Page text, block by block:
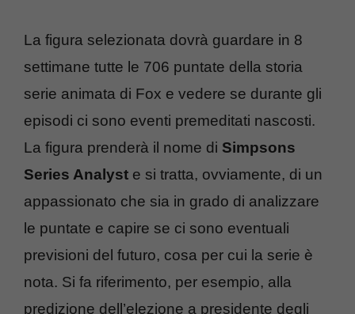
La figura selezionata dovrà guardare in 8
settimane tutte le 706 puntate della storia
serie animata di Fox e vedere se durante gli
episodi ci sono eventi premeditati nascosti.
La figura prenderà il nome di Simpsons
Series Analyst e si tratta, ovviamente, di un
appassionato che sia in grado di analizzare
le puntate e capire se ci sono eventuali
previsioni del futuro, cosa per cui la serie è
nota. Si fa riferimento, per esempio, alla
predizione dell’elezione a presidente degli